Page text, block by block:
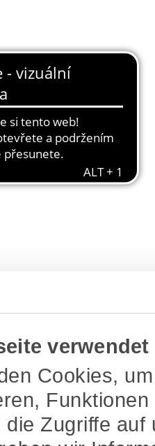
Cookies,
die Zugriffe